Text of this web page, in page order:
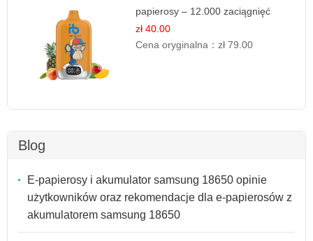
papierosy – 12.000 zaciągnięć
zł 40.00
Cena oryginalna：zł 79.00
Blog
E-papierosy i akumulator samsung 18650 opinie
użytkowników oraz rekomendacje dla e-papierosów z
akumulatorem samsung 18650